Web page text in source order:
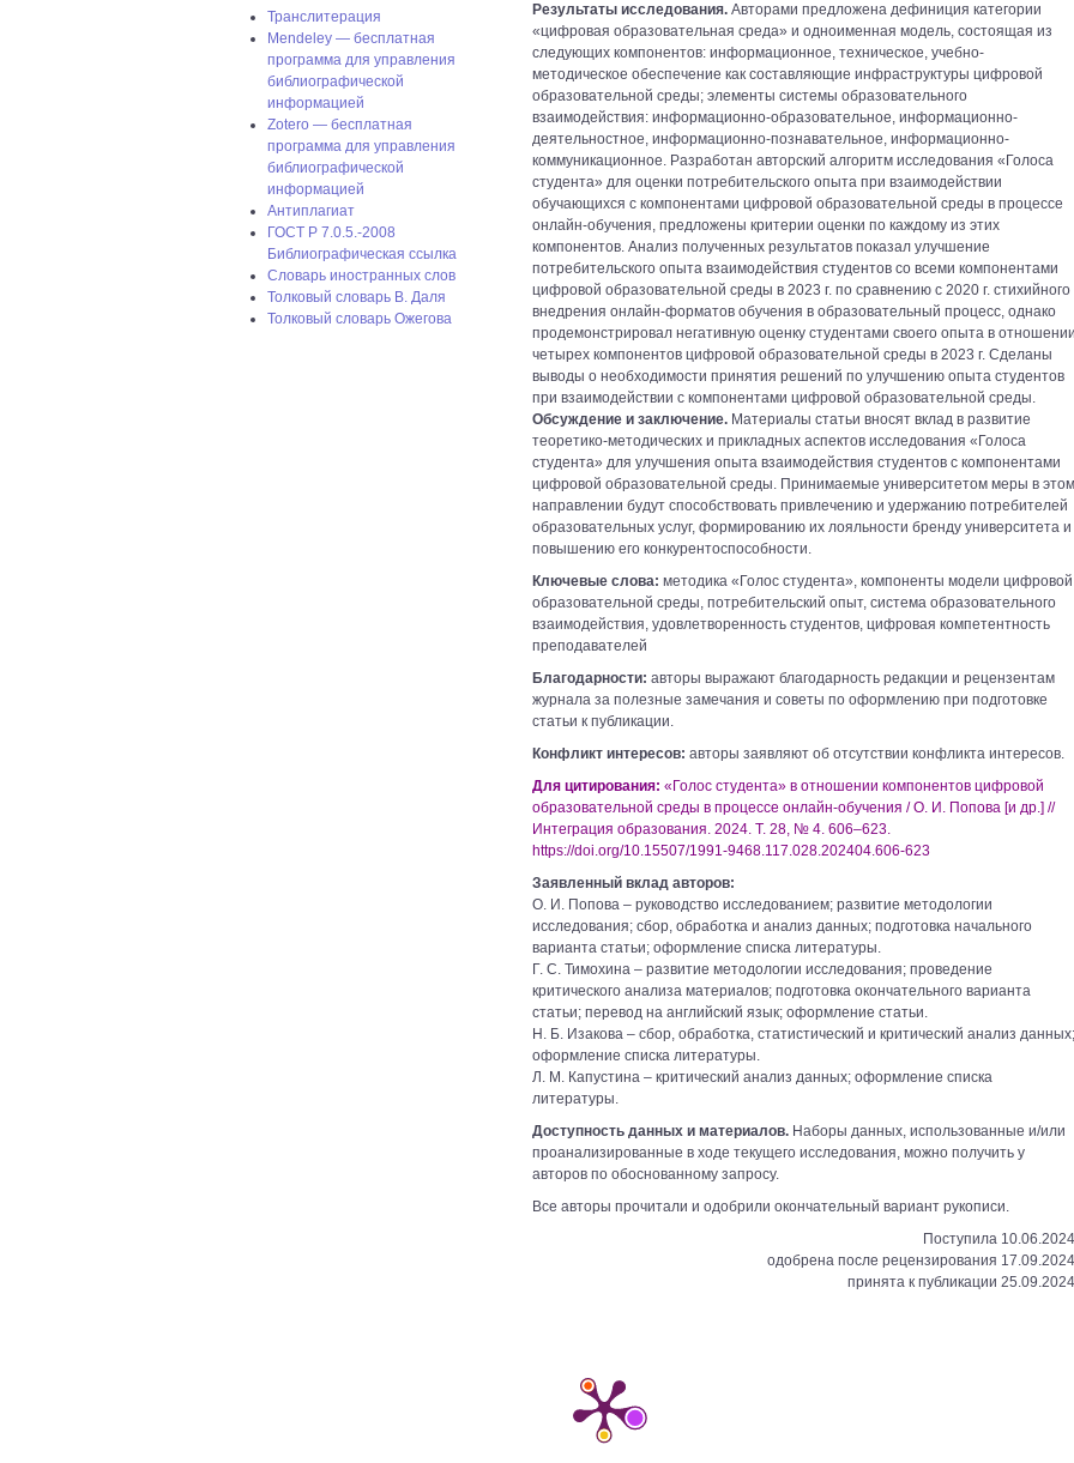
Транслитерация
Mendeley — бесплатная
программа для управления
библиографической
информацией
Zotero — бесплатная
программа для управления
библиографической
информацией
Антиплагиат
ГОСТ P 7.0.5.-2008
Библиографическая ссылка
Словарь иностранных слов
Толковый словарь В. Даля
Толковый словарь Ожегова
Результаты исследования. Авторами предложена дефиниция категории
«цифровая образовательная среда» и одноименная модель, состоящая из
следующих компонентов: информационное, техническое, учебно-
методическое обеспечение как составляющие инфраструктуры цифровой
образовательной среды; элементы системы образовательного
взаимодействия: информационно-образовательное, информационно-
деятельностное, информационно-познавательное, информационно-
коммуникационное. Разработан авторский алгоритм исследования «Голоса
студента» для оценки потребительского опыта при взаимодействии
обучающихся с компонентами цифровой образовательной среды в процессе
онлайн-обучения, предложены критерии оценки по каждому из этих
компонентов. Анализ полученных результатов показал улучшение
потребительского опыта взаимодействия студентов со всеми компонентами
цифровой образовательной среды в 2023 г. по сравнению с 2020 г. стихийного
внедрения онлайн-форматов обучения в образовательный процесс, однако
продемонстрировал негативную оценку студентами своего опыта в
четырех компонентов цифровой образовательной среды в 2023 г. Сделаны
выводы о необходимости принятия решений по улучшению опыта студентов
при взаимодействии с компонентами цифровой образовательной среды.
Обсуждение и заключение. Материалы статьи вносят вклад в развитие
теоретико-методических и прикладных аспектов исследования «Голоса
студента» для улучшения опыта взаимодействия студентов с компонентами
цифровой образовательной среды. Принимаемые университетом меры в этом
направлении будут способствовать привлечению и удержанию потребителей
образовательных услуг, формированию их лояльности бренду университета и
повышению его конкурентоспособности.
Ключевые слова: методика «Голос студента», компоненты модели цифровой
образовательной среды, потребительский опыт, система образовательного
взаимодействия, удовлетворенность студентов, цифровая компетентность
преподавателей
Благодарности: авторы выражают благодарность редакции и рецензентам
журнала за полезные замечания и советы по оформлению при подготовке
статьи к публикации.
Конфликт интересов: авторы заявляют об отсутствии конфликта интересов.
Для цитирования: «Голос студента» в отношении компонентов цифровой
образовательной среды в процессе онлайн-обучения / О. И. Попова [и др.] //
Интеграция образования. 2024. Т. 28, № 4. 606–623.
https://doi.org/10.15507/1991-9468.117.028.202404.606-623
Заявленный вклад авторов:
О. И. Попова – руководство исследованием; развитие методологии
исследования; сбор, обработка и анализ данных; подготовка начального
варианта статьи; оформление списка литературы.
Г. С. Тимохина – развитие методологии исследования; проведение
критического анализа материалов; подготовка окончательного варианта
статьи; перевод на английский язык; оформление статьи.
Н. Б. Изакова – сбор, обработка, статистический и критический анализ данных;
оформление списка литературы.
Л. М. Капустина – критический анализ данных; оформление списка
литературы.
Доступность данных и материалов. Наборы данных, использованные и/или
проанализированные в ходе текущего исследования, можно получить у
авторов по обоснованному запросу.
Все авторы прочитали и одобрили окончательный вариант рукописи.
Поступила
одобрена после рецензирования
принята к публикации